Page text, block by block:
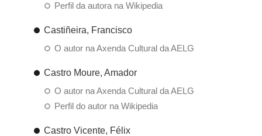
Perfil da autora na Wikipedia
Castiñeira, Francisco
O autor na Axenda Cultural da AELG
Castro Moure, Amador
O autor na Axenda Cultural da AELG
Perfil do autor na Wikipedia
Castro Vicente, Félix